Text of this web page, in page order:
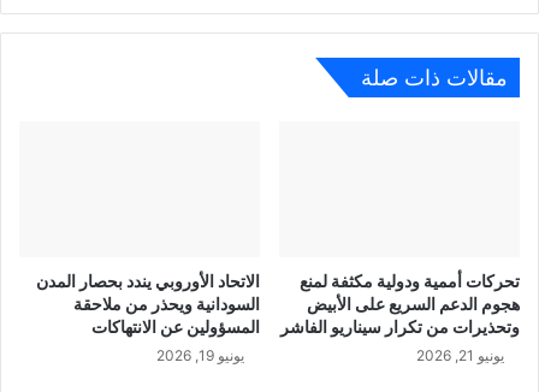
مقالات ذات صلة
تحركات أممية ودولية مكثفة لمنع
هجوم الدعم السريع على الأبيض
وتحذيرات من تكرار سيناريو الفاشر
يونيو 21, 2026
الاتحاد الأوروبي يندد بحصار المدن
السودانية ويحذر من ملاحقة
المسؤولين عن الانتهاكات
يونيو 19, 2026